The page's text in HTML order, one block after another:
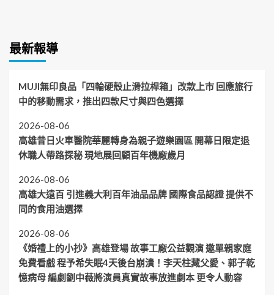
最新報導
MUJI無印良品「四輪硬殼止滑拉桿箱」改款上市 回應旅行
中的移動需求，推出四款尺寸與四色選擇
2026-08-06
高雄昔日火車醫院華麗轉身為親子遊樂園區 開幕日限定退
休職人帶路探秘 現地展回顧百年機廠歲月
2026-08-06
高雄大遠百 引進義大利百年油品品牌 國際食品認證 提供不
同的食用油選擇
2026-08-06
《婚禮上的小抄》高雄登場 故事工廠公益觀演 邀單親家庭
免費看戲 程予希失眠4天後台崩潰！李天柱藏父愛、郭子乾
憶病母 編劇劉中薇將演員真實故事放進劇本 更令人動容